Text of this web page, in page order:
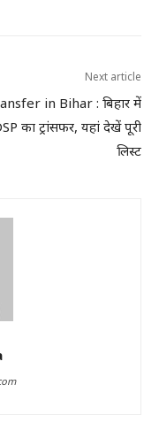
Next article
in Bihar : बिहार में
का ट्रांसफर, यहां देखें पूरी
लिस्ट